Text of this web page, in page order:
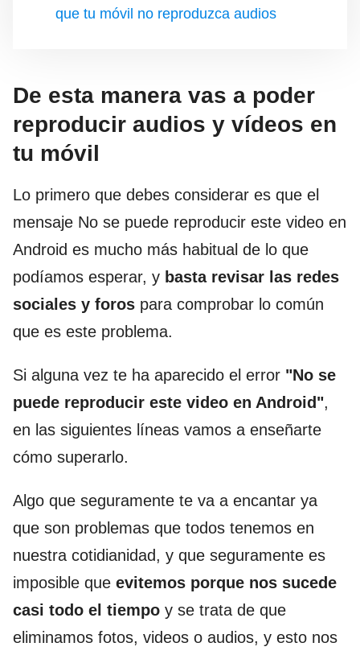
que tu móvil no reproduzca audios
De esta manera vas a poder
reproducir audios y vídeos en
tu móvil
Lo primero que debes considerar es que el
mensaje No se puede reproducir este video en
Android es mucho más habitual de lo que
podíamos esperar, y basta revisar las redes
sociales y foros para comprobar lo común
que es este problema.
Si alguna vez te ha aparecido el error "No se
puede reproducir este video en Android",
en las siguientes líneas vamos a enseñarte
cómo superarlo.
Algo que seguramente te va a encantar ya
que son problemas que todos tenemos en
nuestra cotidianidad, y que seguramente es
imposible que evitemos porque nos sucede
casi todo el tiempo y se trata de que
eliminamos fotos, videos o audios, y esto nos